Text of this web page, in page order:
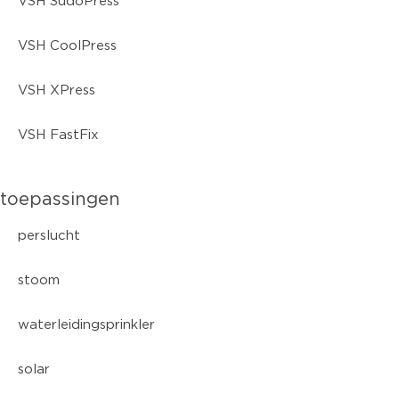
VSH CoolPress
VSH XPress
VSH FastFix
toepassingen
perslucht
stoom
waterleidingsprinkler
solar